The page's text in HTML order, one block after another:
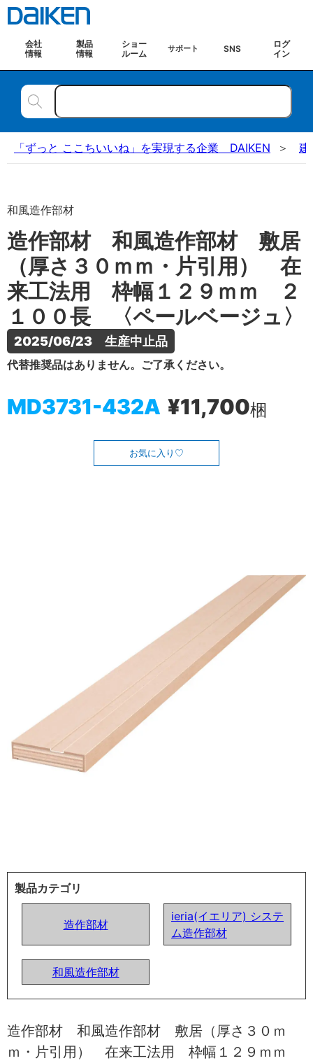
会社
情報
製品
情報
ショー
ルーム
サポート SNS
ログ
イン
「ずっと ここちいいね」を実現する企業 DAIKEN 建
和風造作部材
造作部材 和風造作部材 敷居
（厚さ３０ｍｍ・片引用） 在
来工法用 枠幅１２９ｍｍ ２
１００長 〈ペールベージュ〉
2025/06/23　生産中止品
代替推奨品はありません。ご了承ください。
MD3731-432A ¥11,700梱
お気に入り
製品カテゴリ
造作部材
ieria(イエリア) システ
ム造作部材
和風造作部材
造作部材 和風造作部材 敷居（厚さ３０ｍ
ｍ・片引用） 在来工法用 枠幅１２９ｍｍ